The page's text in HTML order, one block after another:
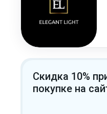
Скидка 10%
покупке на